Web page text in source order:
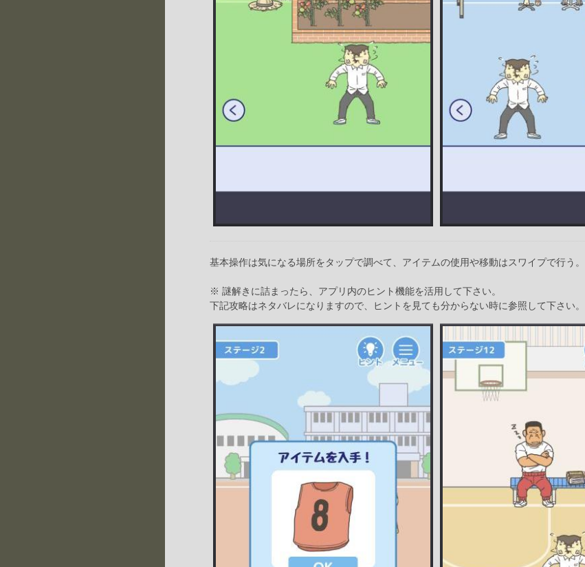
基本操作は気になる場所をタップで調べて、アイテムの使用や移動はスワイプで行う。
※ 謎解きに詰まったら、アプリ内のヒント機能を活用して下さい。
下記攻略はネタバレになりますので、ヒントを見ても分からない時に参照して下さい。